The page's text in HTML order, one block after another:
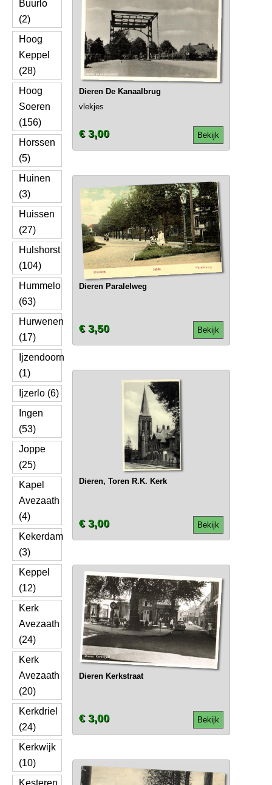
Buurlo
(2)
Hoog
Keppel
(28)
Hoog
Soeren
(156)
Horssen
(5)
Huinen
(3)
Huissen
(27)
Hulshorst
(104)
Hummelo
(63)
Hurwenen
(17)
Ijzendoorn
(1)
Ijzerlo (6)
Ingen
(53)
Joppe
(25)
Kapel
Avezaath
(4)
Kekerdam
(3)
Keppel
(12)
Kerk
Avezaath
(24)
Kerk
Avezaath
(20)
Kerkdriel
(24)
Kerkwijk
(10)
Kesteren
Dieren De Kanaalbrug
vlekjes
Bekijk
€ 3,00
Dieren Paralelweg
Bekijk
€ 3,50
Dieren, Toren R.K. Kerk
Bekijk
€ 3,00
Dieren Kerkstraat
Bekijk
€ 3,00